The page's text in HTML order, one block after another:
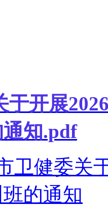
于开展
知.pdf
卫健委关
的通知